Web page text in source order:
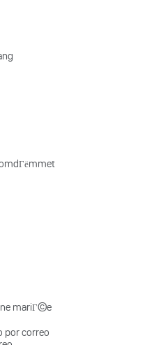
mariГ©e
por correo